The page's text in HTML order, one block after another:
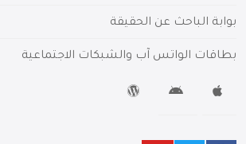
بوابة الباحث عن الحقيقة
بطاقات الواتس آب والشبكات الاجتماعية